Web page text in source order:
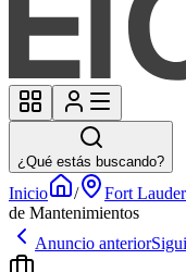
¿Qué estás buscando?
Inicio / Fort
de Mantenimientos
Anuncio anterior